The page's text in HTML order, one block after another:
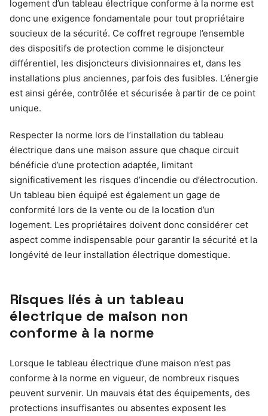
logement d’un tableau électrique conforme à la norme est
donc une exigence fondamentale pour tout propriétaire
soucieux de la sécurité. Ce coffret regroupe l’ensemble
des dispositifs de protection comme le disjoncteur
différentiel, les disjoncteurs divisionnaires et, dans les
installations plus anciennes, parfois des fusibles. L’énergie
est ainsi gérée, contrôlée et sécurisée à partir de ce point
unique.
Respecter la norme lors de l’installation du tableau
électrique dans une maison assure que chaque circuit
bénéficie d’une protection adaptée, limitant
significativement les risques d’incendie ou d’électrocution.
Un tableau bien équipé est également un gage de
conformité lors de la vente ou de la location d’un
logement. Les propriétaires doivent donc considérer cet
aspect comme indispensable pour garantir la sécurité et la
longévité de leur installation électrique domestique.
Risques liés à un tableau
électrique de maison non
conforme à la norme
Lorsque le tableau électrique d’une maison n’est pas
conforme à la norme en vigueur, de nombreux risques
peuvent survenir. Un mauvais état des équipements, des
protections insuffisantes ou absentes exposent les